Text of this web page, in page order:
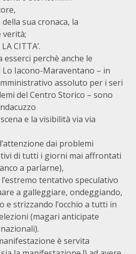
sua cronaca, la
verità;
CITTA’.
esserci perchè anche le
Lo Iacono-Maraventano – in
assoluto per i seri
del Centro Storico – sono
e la visibilità via via
dai problemi
di tutti i giorni mai affrontati
a parlarne),
tentativo speculativo
a galleggiare, ondeggiando,
e strizzando l’occhio a tutti in
(magari anticipate
è servita